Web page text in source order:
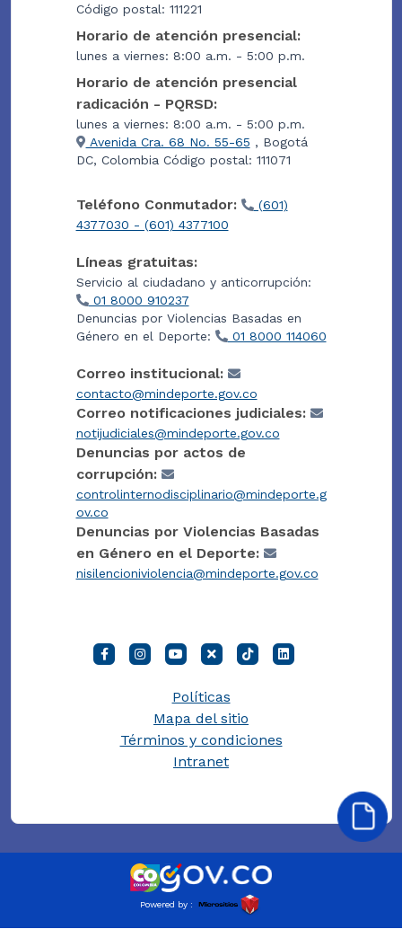
Código postal: 111221
Horario de atención presencial:
lunes a viernes: 8:00 a.m. - 5:00 p.m.
Horario de atención presencial
radicación - PQRSD:
lunes a viernes: 8:00 a.m. - 5:00 p.m.
Avenida Cra. 68 No. 55-65 , Bogotá
DC, Colombia Código postal: 111071
Teléfono Conmutador:
(601)
4377030 - (601) 4377100
Líneas gratuitas:
Servicio al ciudadano y anticorrupción:
01 8000 910237
Denuncias por Violencias Basadas en
Género en el Deporte:
01 8000 114060
Correo institucional:
contacto@mindeporte.gov.co
Correo notificaciones judiciales:
notijudiciales@mindeporte.gov.co
Denuncias por actos de
corrupción:
controlinternodisciplinario@mindeporte.g
ov.co
Denuncias por Violencias Basadas
en Género en el Deporte:
nisilencioniviolencia@mindeporte.gov.co
Políticas
Mapa del sitio
Términos y condiciones
Intranet
Powered by :